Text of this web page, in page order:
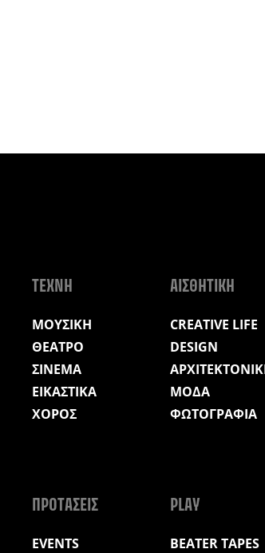
ΤΕΧΝΗ
ΜΟΥΣΙΚΗ
ΘΕΑΤΡΟ
ΣΙΝΕΜΑ
ΕΙΚΑΣΤΙΚΑ
ΧΟΡΟΣ
ΑΙΣΘΗΤΙΚΗ
CREATIVE LIFE
DESIGN
ΜΟΔΑ
ΦΩΤΟΓΡΑΦΙΑ
ΠΡΟΤΑΣΕΙΣ
EVENTS
PLAY
BEATER TAPES